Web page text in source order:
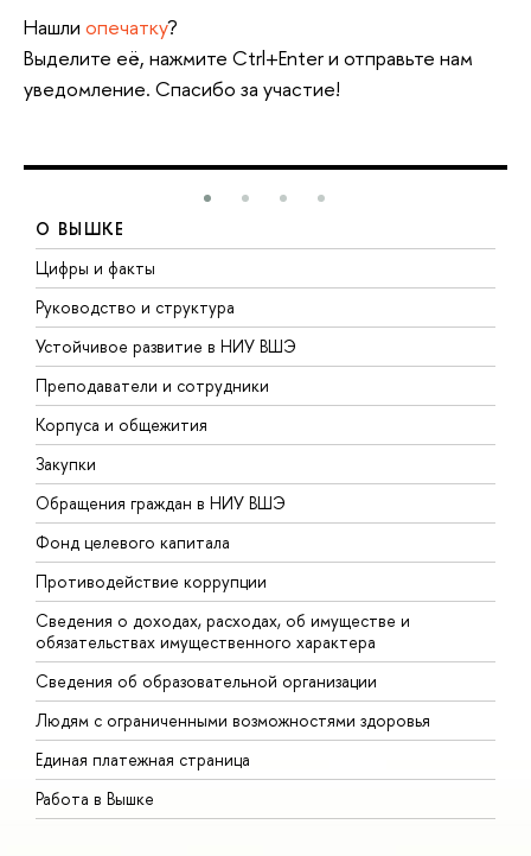
Нашли опечатку?
Выделите её, нажмите Ctrl+Enter и отправьте нам
уведомление. Спасибо за участие!
О ВЫШКЕ
Цифры и факты
Руководство и структура
Устойчивое развитие в НИУ ВШЭ
Преподаватели и сотрудники
Корпуса и общежития
Закупки
Обращения граждан в НИУ ВШЭ
Фонд целевого капитала
Противодействие коррупции
Сведения о доходах, расходах, об имуществе и
обязательствах имущественного характера
Сведения об образовательной организации
Людям с ограниченными возможностями здоровья
Единая платежная страница
Работа в Вышке